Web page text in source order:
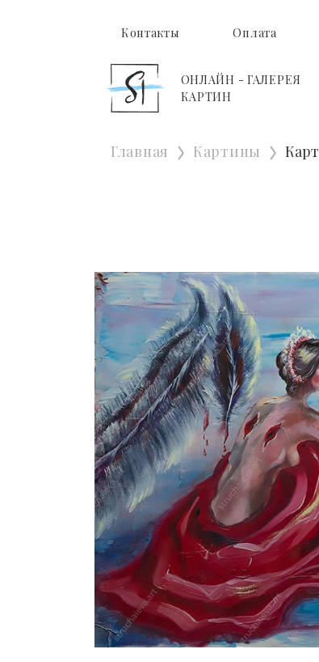
Контакты Оплата
ОНЛАЙН - ГАЛЕРЕЯ
КАРТИН
Главная Картины